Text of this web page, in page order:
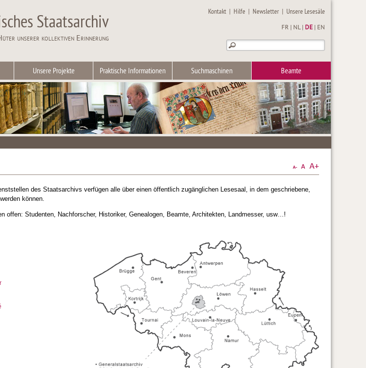
Staatsarchiv
unserer kollektiven Erinnerung
Kontakt | Hilfe | Newsletter | Unsere Lesesäle
FR NL| DE EN
Unsere Projekte Praktische Informationen Suchmaschinen Beamte
des Staatsarchivs verfügen alle über einen öffentlich zugänglichen Lesesaal, in dem geschriebene,
können.
offen: Studenten, Nachforscher, Historiker, Genealogen, Beamte, Architekten, Landmesser, usw…!